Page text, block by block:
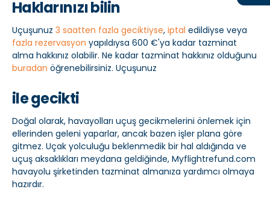
Haklarınızı bilin
Uçuşunuz 3 saatten fazla geciktiyse, iptal edildiyse veya
fazla rezervasyon yapıldıysa 600 €'ya kadar tazminat
alma hakkınız olabilir. Ne kadar tazminat hakkınız olduğunu
buradan öğrenebilirsiniz. Uçuşunuz
ile gecikti
Doğal olarak, havayolları uçuş gecikmelerini önlemek için
ellerinden geleni yaparlar, ancak bazen işler plana göre
gitmez. Uçak yolculuğu beklenmedik bir hal aldığında ve
uçuş aksaklıkları meydana geldiğinde, Myflightrefund.com
havayolu şirketinden tazminat almanıza yardımcı olmaya
hazırdır.